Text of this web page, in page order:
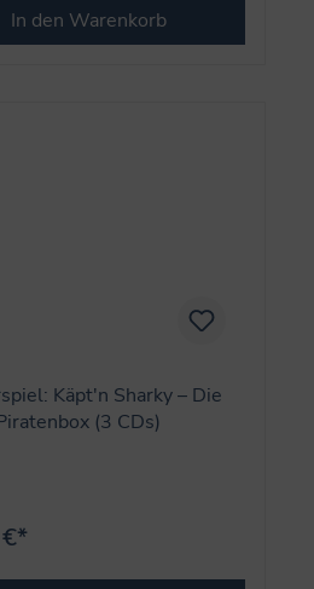
In den Warenkorb
Käpt'n Sharky – Die
(3 CDs)